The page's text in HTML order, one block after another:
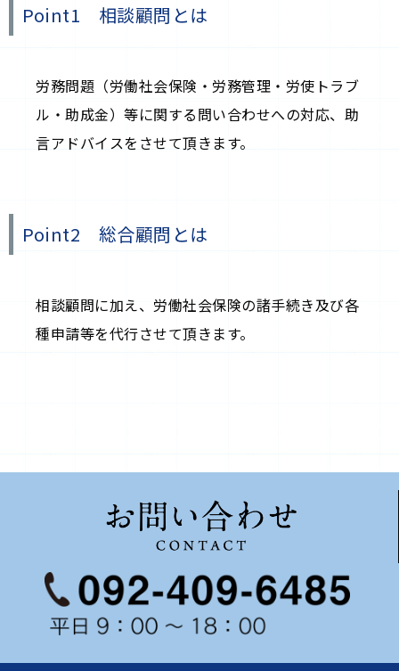
Point1 相談顧問とは
労務問題（労働社会保険・労務管理・労使トラブ
ル・助成金）等に関する問い合わせへの対応、助
言アドバイスをさせて頂きます。
Point2 総合顧問とは
相談顧問に加え、労働社会保険の諸手続き及び各
種申請等を代行させて頂きます。